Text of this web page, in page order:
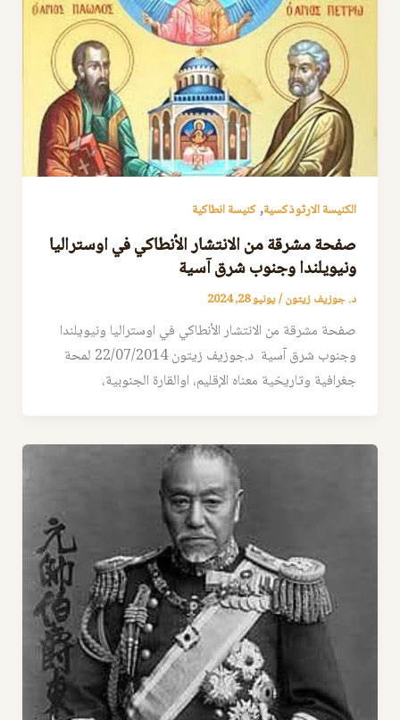
الكنيسة الارثوذكسية,كنيسة انطاكية
صفحة مشرقة من الانتشار الأنطاكي في اوستراليا
ونيويلندا وجنوب شرق آسية
د. جوزيف زيتون/يونيو 28, 2024
صفحة مشرقة من الانتشار الأنطاكي في اوستراليا ونيويلندا
وجنوب شرق آسية د.جوزيف زيتون 22/07/2014 لمحة
جغرافية وتاريخية معناه الإقليم، اوالقارة الجنوبية،